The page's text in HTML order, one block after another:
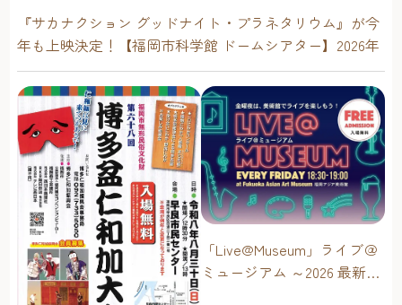
にんげんタワーバトル メディアなどで人気の「にんげんタ
ワーバトル」が「Dream!ng Park」でしか体験できない、サ
ンリオのキャラクターバージョンとなって登場！思い思い
のポージングで、サンリオのキャラクターと一緒にタワー
を高く積み上げよう！ Dream!ng SMILES AR SNAP 本当にそ
の場にいるかのように、キャラクターが AR で出現！好き
なサンリオのキャラクターと一緒に、好きなポーズで写真
撮影を楽しむことができます。「Dream!ng Park」で遊びつ
くした思い出を、特別な写真として持ち帰ろう！ Dream!ng
PHOTO STUDIO 「Dream!ng Park」のみんなが集まる、か
わいいカフェをイメージした空間で、サンリオグッズや推
しグッズを持ち込んで、好きなシチュエーションで撮影し
たり、ミニフォトブースでぬい撮りを楽しんだり、自由に
『サカナクション グッドナイト・プラネタリウム』が今
年も上映決定！【福岡市科学館 ドームシアター】2026年
「Live@Museum」ライブ＠
ミュージアム ～2026 最新イ